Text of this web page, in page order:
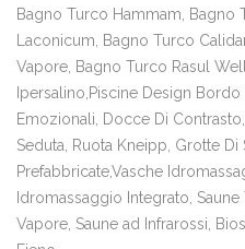
Bagno Turco Hammam, Bagno
Laconicum, Bagno Turco
Vapore, Bagno Turco Rasul
Ipersalino,Piscine Design
Emozionali, Docce Di
Seduta, Ruota Kneipp, Grotte
Prefabbricate,Vasche
Idromassaggio Integrato,
Vapore, Saune ad Infrarossi,